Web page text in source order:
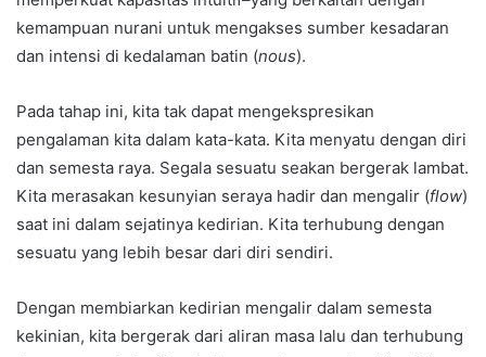
kemampuan nurani untuk mengakses sumber kesadaran
dan intensi di kedalaman batin (nous).
Pada tahap ini, kita tak dapat mengekspresikan
pengalaman kita dalam kata-kata. Kita menyatu dengan diri
dan semesta raya. Segala sesuatu seakan bergerak lambat.
Kita merasakan kesunyian seraya hadir dan mengalir (flow)
saat ini dalam sejatinya kedirian. Kita terhubung dengan
sesuatu yang lebih besar dari diri sendiri.
Dengan membiarkan kedirian mengalir dalam semesta
kekinian, kita bergerak dari aliran masa lalu dan terhubung